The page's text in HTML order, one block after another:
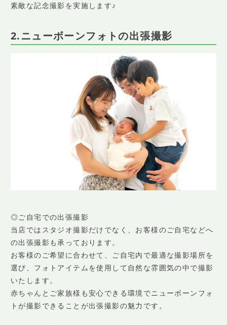
素敵な記念撮影を実施します♪
2.ニューボーンフォトの出張撮影
◎ご自宅での出張撮影
当店ではスタジオ撮影だけでなく、お客様のご自宅などへ
の出張撮影も承っております。
お客様のご希望に合わせて、ご自宅内で最適な撮影場所を
選び、フォトアイテムを使用して自然な雰囲気の中で撮影
いたします。
赤ちゃんとご家族様も安心できる環境でニューボーンフォ
トが撮影できることが出張撮影の魅力です。